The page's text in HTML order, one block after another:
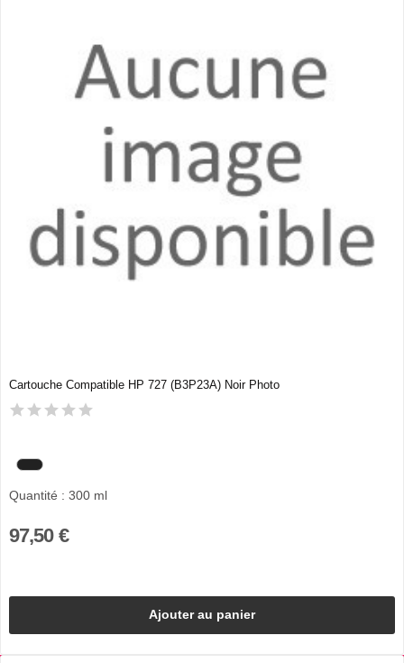
Cartouche Compatible HP 727 (B3P23A) Noir Photo
Quantité : 300 ml
97,50 €
Ajouter au panier